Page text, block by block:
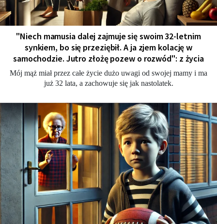
"Niech mamusia dalej zajmuje się swoim 32-letnim
synkiem, bo się przeziębił. A ja zjem kolację w
samochodzie. Jutro złożę pozew o rozwód": z życia
Mój mąż miał przez całe życie dużo uwagi od swojej mamy i ma
już 32 lata, a zachowuje się jak nastolatek.